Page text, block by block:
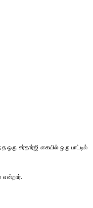
சர்தார்ஜி கையில் ஒரு பாட்டில்
என்றார்.